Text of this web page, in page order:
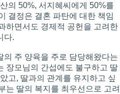
의 50%, 서지혜씨에게 50%를
결정은 결혼 파탄에 대한 책임
하면서도 경제적 공헌을 고려한
다.
주 양육을 주로 담당해왔다는
장모님의 간섭에도 불구하고 딸
고, 딸과의 관계를 유지하고 싶
는 딸의 복지를 최우선으로 고려